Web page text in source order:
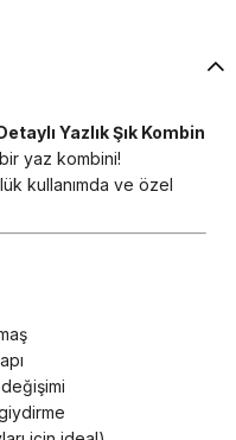
Yazlık Şık Kombin
yaz kombini!
kullanımda ve özel
değişimi